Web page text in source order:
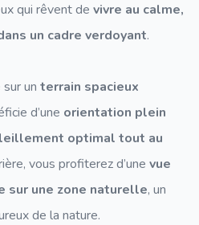
qui rêvent de vivre au calme,
un cadre verdoyant.
un terrain spacieux
d’une orientation plein
optimal tout au
vous profiterez d’une vue
sur une zone naturelle, un
de la nature.